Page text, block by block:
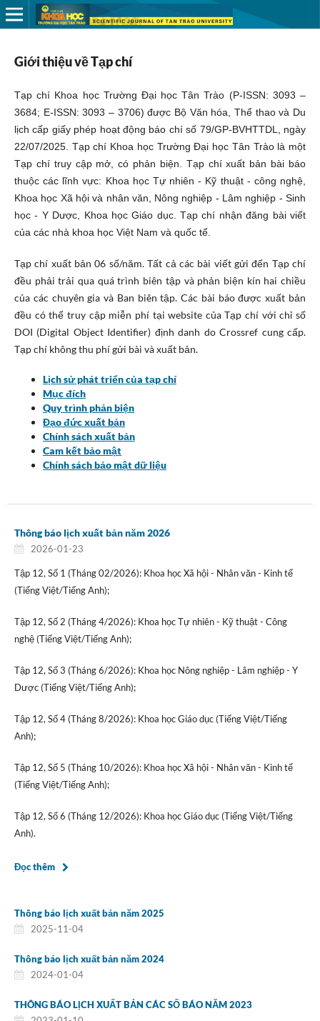
Giới thiệu về Tạp chí
Tạp chí Khoa học Trường Đại học Tân Trào (P-ISSN: 3093 –
3684; E-ISSN: 3093 – 3706) được Bộ Văn hóa, Thể thao và Du
lịch cấp giấy phép hoạt động báo chí số 79/GP-BVHTTDL, ngày
22/07/2025. Tạp chí Khoa học Trường Đại học Tân Trào là một
Tạp chí truy cập mở, có phản biện. Tạp chí xuất bản bài báo
thuộc các lĩnh vực: Khoa học Tự nhiên - Kỹ thuật - công nghệ,
Khoa học Xã hội và nhân văn, Nông nghiệp - Lâm nghiệp - Sinh
học - Y Dược, Khoa học Giáo dục. Tạp chí nhận đăng bài viết
của các nhà khoa học Việt Nam và quốc tế.
Tạp chí xuất bản 06 số/năm. Tất cả các bài viết gửi đến Tạp chí
đều phải trải qua quá trình biên tập và phản biện kín hai chiều
của các chuyên gia và Ban biên tập. Các bài báo được xuất bản
đều có thể truy cập miễn phí tại website của Tạp chí với chỉ số
DOI (Digital Object Identifier) định danh do Crossref cung cấp.
Tạp chí không thu phí gửi bài và xuất bản.
Lịch sử phát triển của tạp chí
Mục đích
Quy trình phản biện
Đạo đức xuất bản
Chính sách xuất bản
Cam kết bảo mật
Chính sách bảo mật dữ liệu
Thông báo lịch xuất bản năm 2026
2026-01-23
Tập 12, Số 1 (Tháng 02/2026): Khoa học Xã hội - Nhân văn - Kinh tế
(Tiếng Việt/Tiếng Anh);
Tập 12, Số 2 (Tháng 4/2026): Khoa học Tự nhiên - Kỹ thuật - Công
nghệ (Tiếng Việt/Tiếng Anh);
Tập 12, Số 3 (Tháng 6/2026): Khoa học Nông nghiệp - Lâm nghiệp - Y
Dược (Tiếng Việt/Tiếng Anh);
Tập 12, Số 4 (Tháng 8/2026): Khoa học Giáo dục (Tiếng Việt/Tiếng
Anh);
Tập 12, Số 5 (Tháng 10/2026): Khoa học Xã hội - Nhân văn - Kinh tế
(Tiếng Việt/Tiếng Anh);
Tập 12, Số 6 (Tháng 12/2026): Khoa học Giáo dục (Tiếng Việt/Tiếng
Anh).
Đọc thêm
Thông báo lịch xuất bản năm 2025
2025-11-04
Thông báo lịch xuất bản năm 2024
2024-01-04
THÔNG BÁO LỊCH XUẤT BẢN CÁC SỐ BÁO NĂM 2023